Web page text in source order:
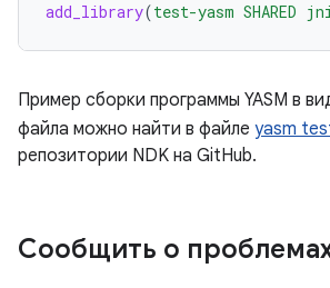
add_library(test-yasm SHARED
Пример сборки программы YASM в
файла можно найти в файле yasm
репозитории NDK на GitHub.
Сообщить о